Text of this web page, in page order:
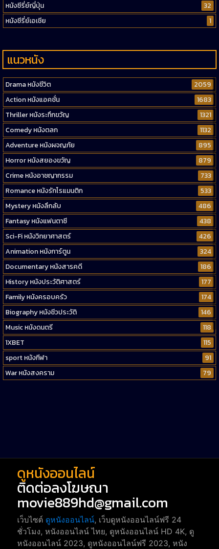
หนังซีรี่ย์ญี่ปุ่น
32
หนังซีรี่ย์เอเชีย
1
แนวหนัง
Drama หนังชีวิต
2059
Action หนังแอคชั่น
1683
Thriller หนังระทึกขวัญ
1321
Comedy หนังตลก
1132
Adventure หนังผจญภัย
895
Horror หนังสยองขวัญ
879
Crime หนังอาชญากรรม
733
Romance หนังรักโรแมนติก
533
Mystery หนังลึกลับ
486
Fantasy หนังแฟนตาซี
438
Sci-Fi หนังวิทยาศาสตร์
426
Animation หนังการ์ตูน
324
Documentary หนังสารคดี
186
History หนังประวัติศาสตร์
177
Family หนังครอบครัว
174
Biography หนังชีวประวัติ
146
Music หนังดนตรี
118
1XBET
115
sport หนังกีฬา
91
War หนังสงคราม
79
ดูหนังออนไลน์
ติดต่อลงโฆษณา
movie889hd@gmail.com
เว็บไซต์ ดูหนังออนไลน์, เว็บดูหนังออนไลน์ฟรี 24
ชั่วโมง, หนังออนไลน์ ไทย, ดูหนังออนไลน์ HD 4K, ดู
หนังออนไลน์ 2023, ดูหนังออนไลน์ฟรี 2023, หนัง